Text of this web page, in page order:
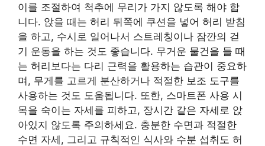
이를 조절하여 척추에 무리가 가지 않도록 해야 합
니다. 앉을 때는 허리 뒤쪽에 쿠션을 넣어 허리 받침
을 하고, 수시로 일어나서 스트레칭이나 잠깐의 걷
기 운동을 하는 것도 좋습니다. 무거운 물건을 들 때
는 허리보다는 다리 근력을 활용하는 습관이 중요하
며, 무게를 고르게 분산하거나 적절한 보조 도구를
사용하는 것도 도움됩니다. 또한, 스마트폰 사용 시
목을 숙이는 자세를 피하고, 장시간 같은 자세로 앉
아있지 않도록 주의하세요. 충분한 수면과 적절한
수면 자세, 그리고 규칙적인 식사와 수분 섭취도 허